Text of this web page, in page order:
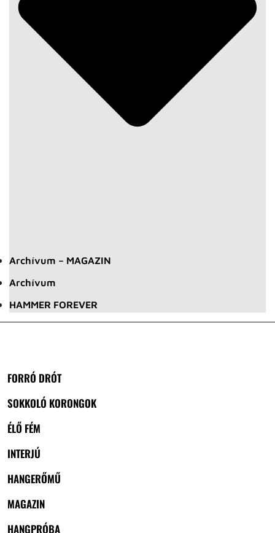
Archívum – MAGAZIN
Archívum
HAMMER FOREVER
FORRÓ DRÓT
SOKKOLÓ KORONGOK
ÉLŐ FÉM
INTERJÚ
HANGERŐMŰ
MAGAZIN
HANGPRÓBA